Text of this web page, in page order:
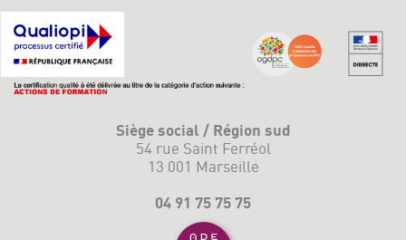
Siège social / Région sud
54 rue Saint Ferréol
13 001 Marseille
04 91 75 75 75